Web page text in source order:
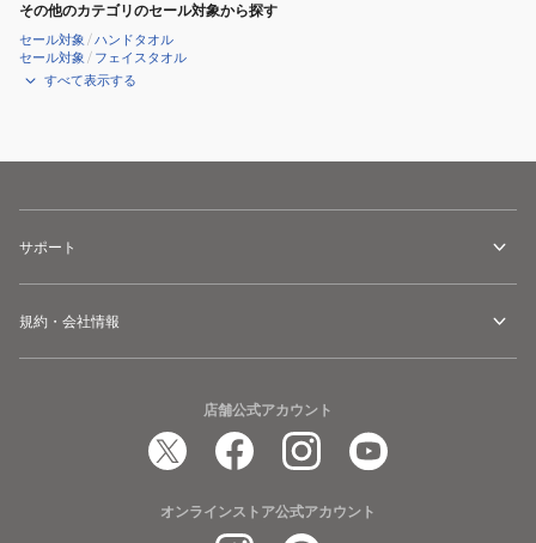
その他のカテゴリのセール対象から探す
セール対象 /ハンドタオル
セール対象 / フェイスタオル
すべて表示する
サポート
規約・会社情報
店舗公式アカウント
オンラインストア公式アカウント